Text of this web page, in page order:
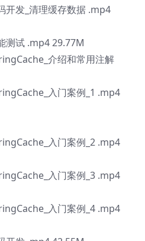
发_清理缓存数据 .mp4
试 .mp4 29.77M
介绍和常用注解
入门案例_1 .mp4
入门案例_2 .mp4
入门案例_3 .mp4
入门案例_4 .mp4